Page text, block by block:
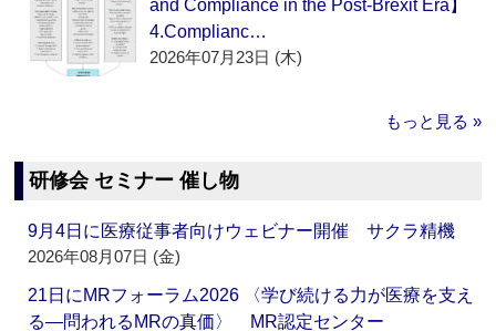
and Compliance in the Post-Brexit Era】
4.Complianc…
2026年07月23日 (木)
もっと見る »
研修会 セミナー 催し物
9月4日に医療従事者向けウェビナー開催 サクラ精機
2026年08月07日 (金)
21日にMRフォーラム2026 〈学び続ける力が医療を支え
る―問われるMRの真価〉 MR認定センター